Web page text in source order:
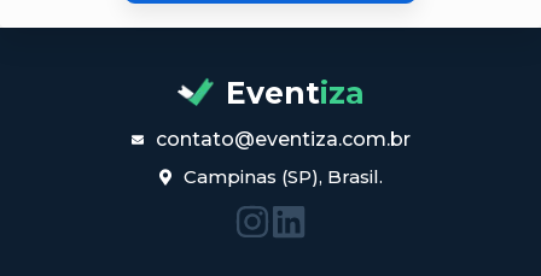
Eventiza
contato@eventiza.com.br
Campinas (SP), Brasil.